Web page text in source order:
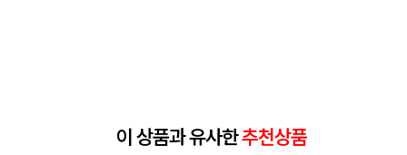
이 상품과 유사한추천상품